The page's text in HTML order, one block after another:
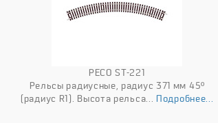
PECO ST-221
Рельсы радиусные, радиус 371 мм 45º
(радиус R1). Высота рельса...Подробнее...